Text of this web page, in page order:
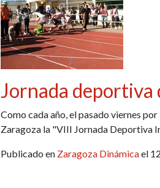
Jornada deportiva
Como cada año, el pasado viernes
Zaragoza la "VIII Jornada Deportiva
Publicado en Zaragoza Dinámicael